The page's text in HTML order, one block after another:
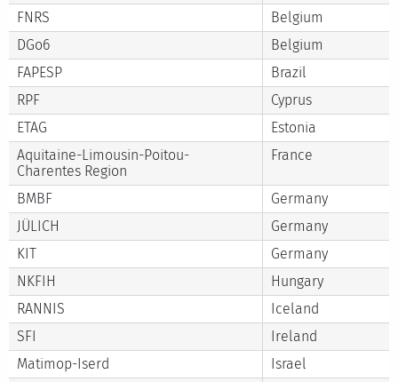
FNRS
Belgium
DGo6
Belgium
FAPESP
Brazil
RPF
Cyprus
ETAG
Estonia
Aquitaine-Limousin-Poitou-
Charentes Region
France
BMBF
Germany
JÜLICH
Germany
KIT
Germany
NKFIH
Hungary
RANNIS
Iceland
SFI
Ireland
Matimop-Iserd
Israel